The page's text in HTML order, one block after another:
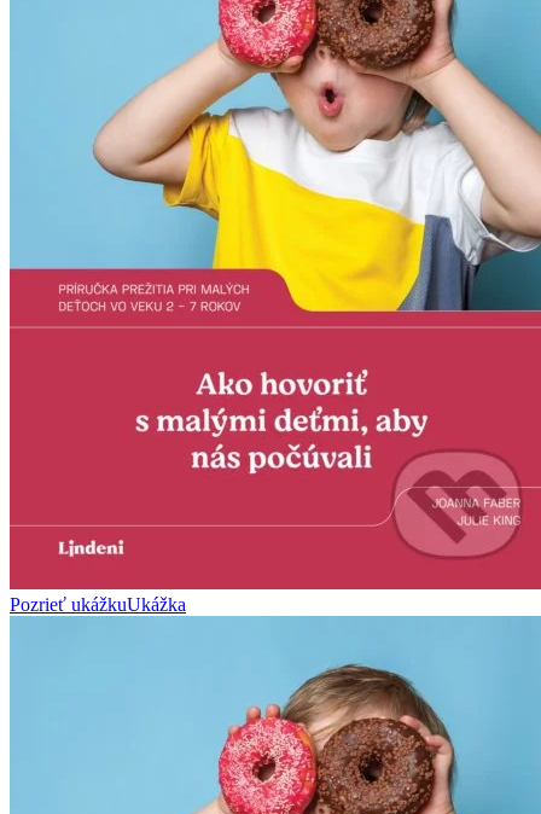
Pozrieť ukážkuUkážka